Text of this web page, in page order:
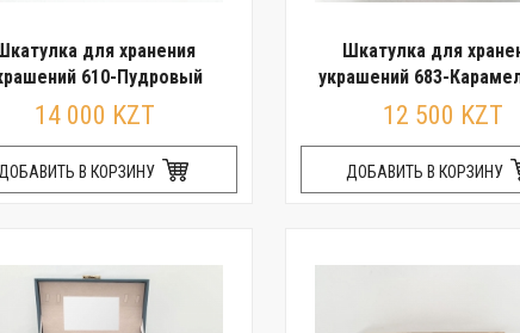
для хранения
610-Пудровый
14 000 KZT
В КОРЗИНУ
Шкатулка для
украшений 683-
12 500 KZT
ДОБАВИТЬ В КОРЗИНУ